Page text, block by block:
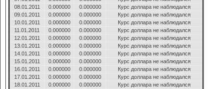
08.01.2011
0.000000 0.000000
Курс доллара не наблюдался
09.01.2011
0.000000 0.000000
Курс доллара не наблюдался
10.01.2011
0.000000 0.000000
Курс доллара не наблюдался
11.01.2011
0.000000 0.000000
Курс доллара не наблюдался
12.01.2011
0.000000 0.000000
Курс доллара не наблюдался
13.01.2011
0.000000 0.000000
Курс доллара не наблюдался
14.01.2011
0.000000 0.000000
Курс доллара не наблюдался
15.01.2011
0.000000 0.000000
Курс доллара не наблюдался
16.01.2011
0.000000 0.000000
Курс доллара не наблюдался
17.01.2011
0.000000 0.000000
Курс доллара не наблюдался
18.01.2011
0.000000 0.000000
Курс доллара не наблюдался